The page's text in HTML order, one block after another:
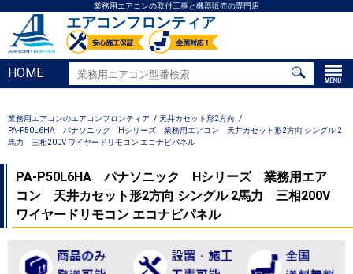
業務用エアコンの取付工事と機器販売の専門店
エアコンフロンティア
HOME
業務用エアコンのエアコンフロンティア
天井カセット形2方向
PA-P50L6HA パナソニック Hシリーズ 業務用エアコン 天井カセット形2方向 シングル 2
馬力 三相200V ワイヤードリモコン エコナビパネル
PA-P50L6HA パナソニック Hシリーズ 業務用エア
コン 天井カセット形2方向 シングル 2馬力 三相200V
ワイヤードリモコン エコナビパネル